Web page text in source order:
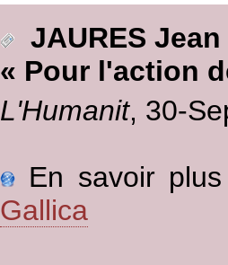
JAURES Jean
« Pour l'action
L'Humanit, 30-
En savoir
Gallica